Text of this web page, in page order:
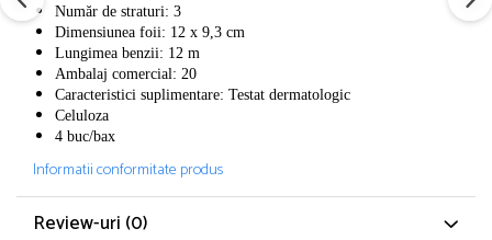
Număr de straturi: 3
Dimensiunea foii: 12 x 9,3 cm
Lungimea benzii: 12 m
Ambalaj comercial: 20
Caracteristici suplimentare: Testat dermatologic
Celuloza
4 buc/bax
Informatii conformitate produs
Review-uri (0)